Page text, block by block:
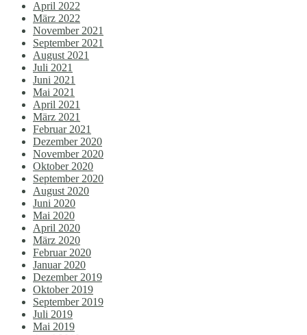
April 2022
März 2022
November 2021
September 2021
August 2021
Juli 2021
Juni 2021
Mai 2021
April 2021
März 2021
Februar 2021
Dezember 2020
November 2020
Oktober 2020
September 2020
August 2020
Juni 2020
Mai 2020
April 2020
März 2020
Februar 2020
Januar 2020
Dezember 2019
Oktober 2019
September 2019
Juli 2019
Mai 2019